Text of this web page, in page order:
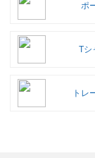
ポ
Tシ
トレ